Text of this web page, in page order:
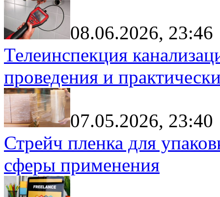
08.06.2026, 23:46
Телеинспекция
проведения и
07.05.2026, 23:40
Стрейч пленка для
сферы применения